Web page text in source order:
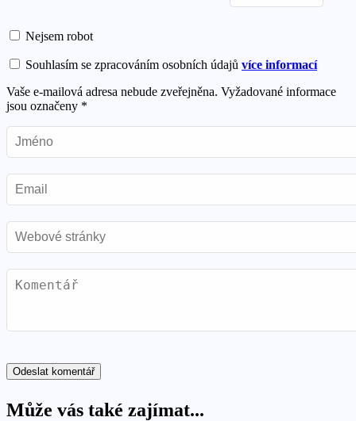
Nejsem robot
Souhlasím se zpracováním osobních údajů více informací
Vaše e-mailová adresa nebude zveřejněna. Vyžadované informace
jsou označeny *
Může vás také zajímat...